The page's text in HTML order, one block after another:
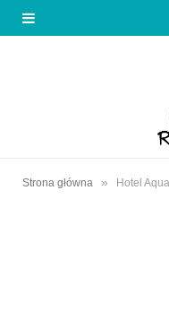
Strona główna » Hotel